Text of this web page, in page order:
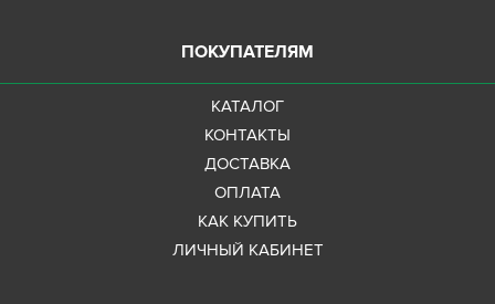
ПОКУПАТЕЛЯМ
КАТАЛОГ
КОНТАКТЫ
ДОСТАВКА
ОПЛАТА
КАК КУПИТЬ
ЛИЧНЫЙ КАБИНЕТ